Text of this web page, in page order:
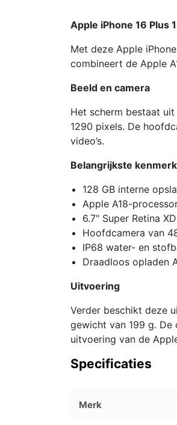
Apple iPhone 16 Plus
Met deze Apple
combineert de Apple
Beeld en camera
Het scherm bestaat
1290 pixels. De
video’s.
Belangrijkste
128 GB interne
Apple A18-
6.7" Super Retina
Hoofdcamera van
IP68 water- en
Draadloos opladen
Uitvoering
Verder beschikt deze
gewicht van 199 g. De
uitvoering van de
Specificaties
Merk